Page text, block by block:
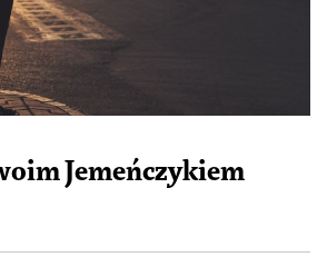
Jemeńczykiem